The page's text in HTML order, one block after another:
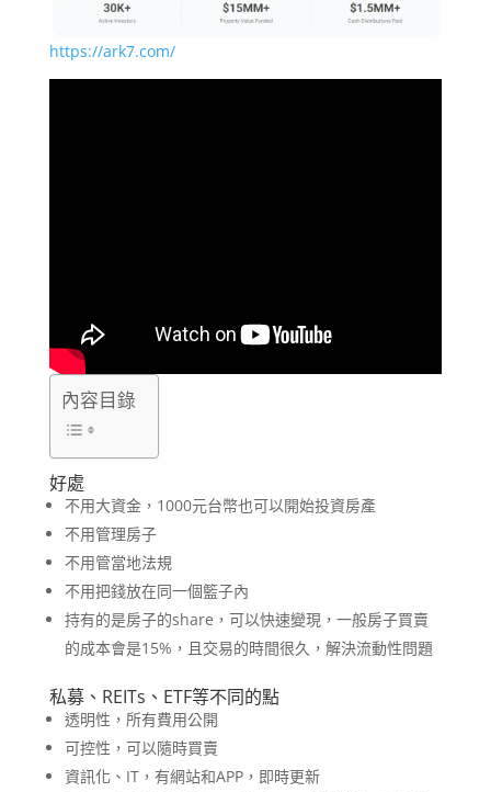
https://ark7.com/
內容目錄
好處
不用大資金，1000元台幣也可以開始投資房產
不用管理房子
不用管當地法規
不用把錢放在同一個籃子內
持有的是房子的share，可以快速變現，一般房子買賣
的成本會是15%，且交易的時間很久，解決流動性問題
私募、REITs、ETF等不同的點
透明性，所有費用公開
可控性，可以隨時買賣
資訊化、IT，有網站和APP，即時更新